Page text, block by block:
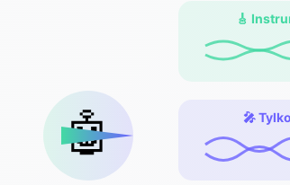
🤖
🎸
🎤